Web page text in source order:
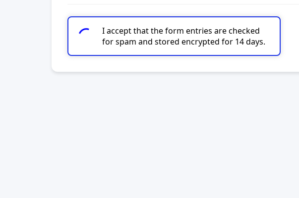
I accept that the form entries are checked
for spam and stored encrypted for 14 days.